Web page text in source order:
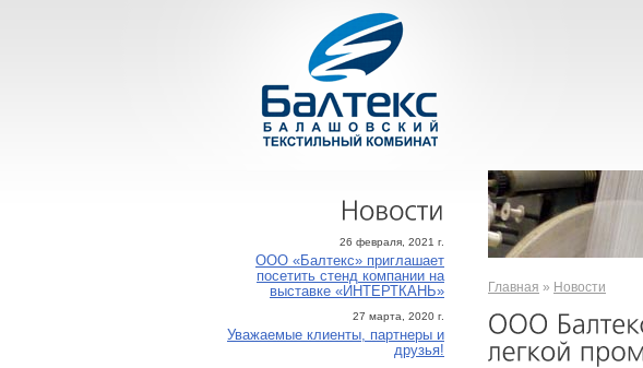
26 февраля, 2021 г.
ООО «Балтекс» приглашает
посетить стенд компании на
выставке «ИНТЕРТКАНЬ»
27 марта, 2020 г.
Уважаемые клиенты, партнеры и
друзья!
Главная » Новости